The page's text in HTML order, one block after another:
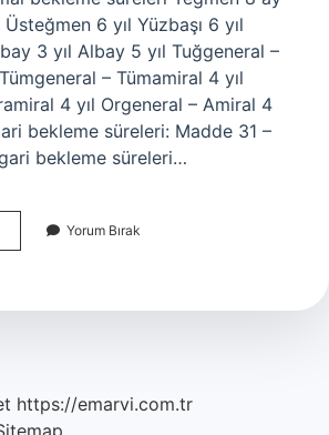
6 yıl Yüzbaşı 6 yıl
3 yıl Albay 5 yıl Tuğgeneral –
– Tümamiral 4 yıl
4 yıl Orgeneral – Amiral 4
bekleme süreleri: Madde 31 –
bekleme süreleri…
Yorum Bırak
https://emarvi.com.tr